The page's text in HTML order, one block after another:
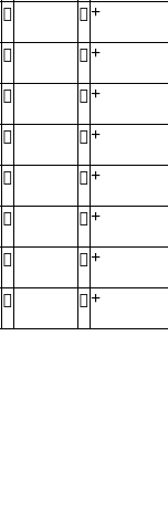
 +
 +
 +
 +
 +
 +
 +
 +